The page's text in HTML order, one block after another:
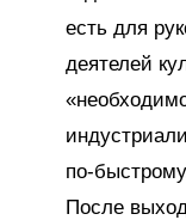
есть для
деятелей
по-
После